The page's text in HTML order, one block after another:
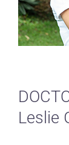
Leslie